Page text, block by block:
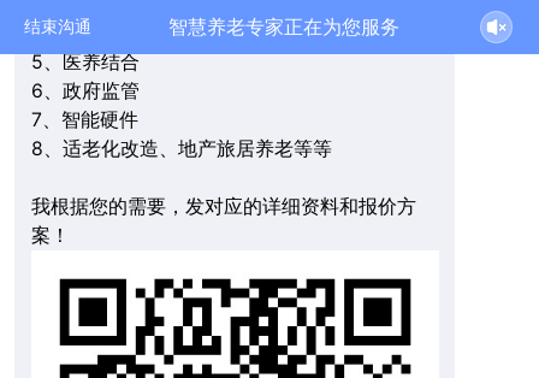
结束沟通 智慧养老专家正在为您服务
4、地产养老
5、医养结合
6、政府监管
7、智能硬件
8、适老化改造、地产旅居养老等等
我根据您的需要，发对应的详细资料和报价方
案！